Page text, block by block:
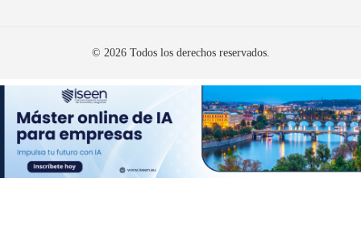
© 2026 Todos los derechos reservados.